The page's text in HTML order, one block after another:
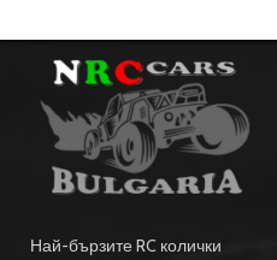
Най-бързите RC колички